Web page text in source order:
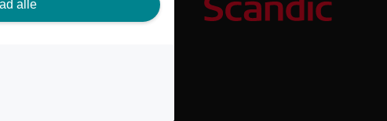
alle